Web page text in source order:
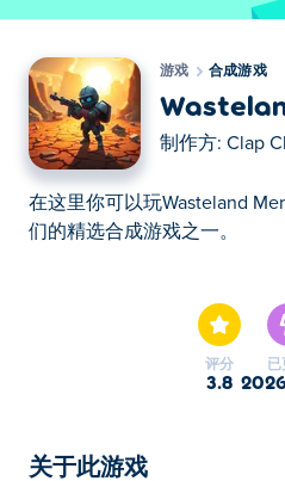
游戏 合成游戏
制作方: Clap
在这里你可以玩Wasteland
们的精选合成游戏之一。
评分
3.8
已
关于此游戏